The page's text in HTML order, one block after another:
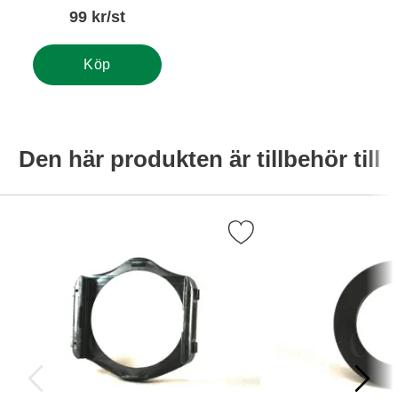
99 kr/st
Köp
Den här produkten är tillbehör till
Markera hållare för rektangulära filter som favorit